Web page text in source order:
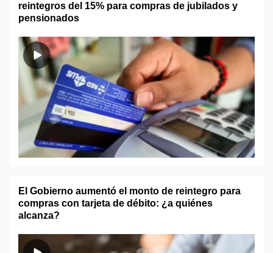
reintegros del 15% para compras de jubilados y
pensionados
El Gobierno aumentó el monto de reintegro para
compras con tarjeta de débito: ¿a quiénes
alcanza?